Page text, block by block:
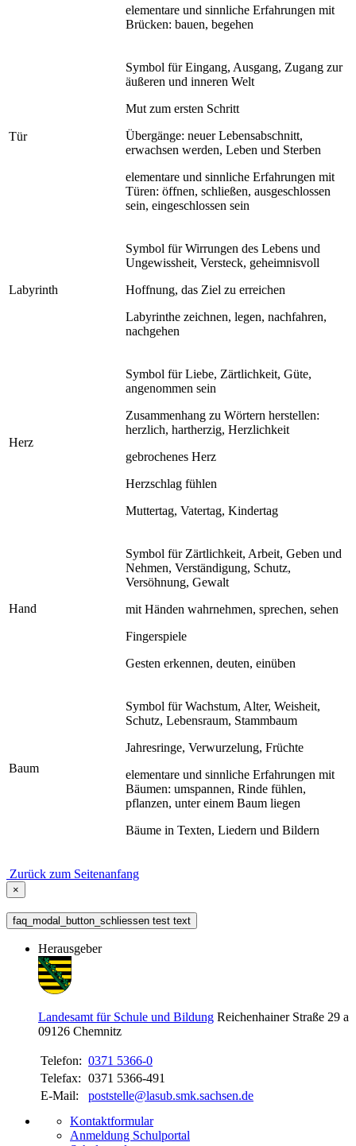
elementare und sinnliche Erfahrungen mit
Brücken: bauen, begehen
Tür
Symbol für Eingang, Ausgang, Zugang zur
äußeren und inneren Welt
Mut zum ersten Schritt
Übergänge: neuer Lebensabschnitt,
erwachsen werden, Leben und Sterben
elementare und sinnliche Erfahrungen mit
Türen: öffnen, schließen, ausgeschlossen
sein, eingeschlossen sein
Labyrinth
Symbol für Wirrungen des Lebens und
Ungewissheit, Versteck, geheimnisvoll
Hoffnung, das Ziel zu erreichen
Labyrinthe zeichnen, legen, nachfahren,
nachgehen
Herz
Symbol für Liebe, Zärtlichkeit, Güte,
angenommen sein
Zusammenhang zu Wörtern herstellen:
herzlich, hartherzig, Herzlichkeit
gebrochenes Herz
Herzschlag fühlen
Muttertag, Vatertag, Kindertag
Hand
Symbol für Zärtlichkeit, Arbeit, Geben und
Nehmen, Verständigung, Schutz,
Versöhnung, Gewalt
mit Händen wahrnehmen, sprechen, sehen
Fingerspiele
Gesten erkennen, deuten, einüben
Baum
Symbol für Wachstum, Alter, Weisheit,
Schutz, Lebensraum, Stammbaum
Jahresringe, Verwurzelung, Früchte
elementare und sinnliche Erfahrungen mit
Bäumen: umspannen, Rinde fühlen,
pflanzen, unter einem Baum liegen
Bäume in Texten, Liedern und Bildern
Zurück zum Seitenanfang
×
faq_modal_button_schliessen test text
Herausgeber
Landesamt für Schule und Bildung Reichenhainer Straße 29 a
09126 Chemnitz
Telefon: 0371 5366-0
Telefax: 0371 5366-491
E-Mail:
poststelle@lasub.smk.sachsen.de
Kontaktformular
Anmeldung Schulportal